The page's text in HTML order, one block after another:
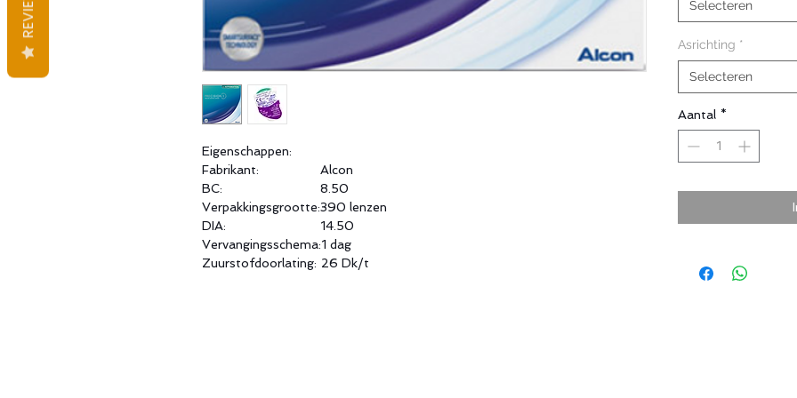
Eigenschappen:
Fabrikant:
Alcon
BC:
8.50
Verpakkingsgrootte:390 lenzen
DIA:
14.50
Vervangingsschema:1 dag
Zuurstofdoorlating: 26 Dk/t
Selecteren
Asrichting *
Selecteren
Aantal *